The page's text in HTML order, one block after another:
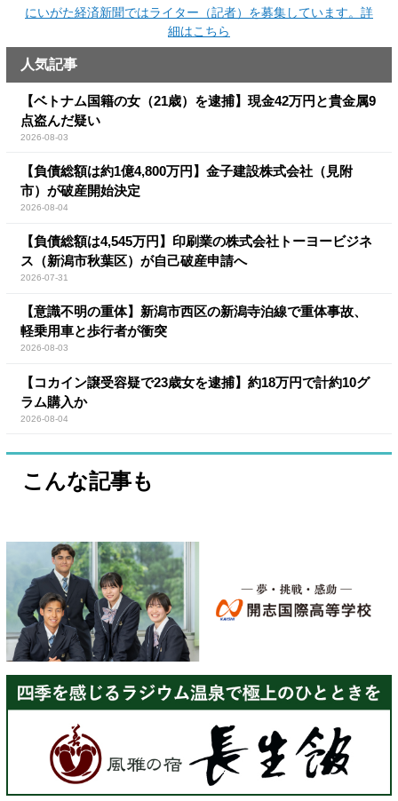
にいがた経済新聞ではライター（記者）を募集しています。詳
細はこちら
人気記事
【ベトナム国籍の女（21歳）を逮捕】現金42万円と貴金属9
点盗んだ疑い
2026-08-03
【負債総額は約1億4,800万円】金子建設株式会社（見附
市）が破産開始決定
2026-08-04
【負債総額は4,545万円】印刷業の株式会社トーヨービジネ
ス（新潟市秋葉区）が自己破産申請へ
2026-07-31
【意識不明の重体】新潟市西区の新潟寺泊線で重体事故、
軽乗用車と歩行者が衝突
2026-08-03
【コカイン譲受容疑で23歳女を逮捕】約18万円で計約10グ
ラム購入か
2026-08-04
こんな記事も